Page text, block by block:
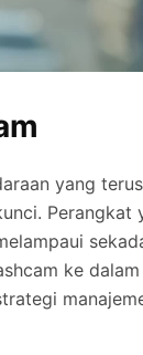
yang
Perangkat
ke